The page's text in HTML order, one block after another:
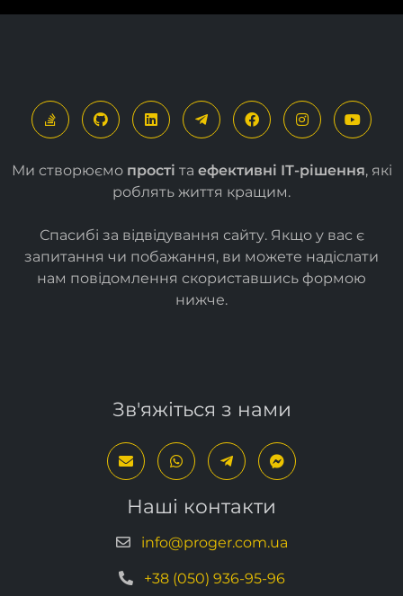
Ми створюємопрості таефективні ІТ-рішення
Спасибі за відвідування сайту. Якщо у вас є
запитання чи побажання, ви можете надіслати
нам повідомлення скориставшись формою
Зв'яжіться з нами
Наші контакти
info@proger.com.ua